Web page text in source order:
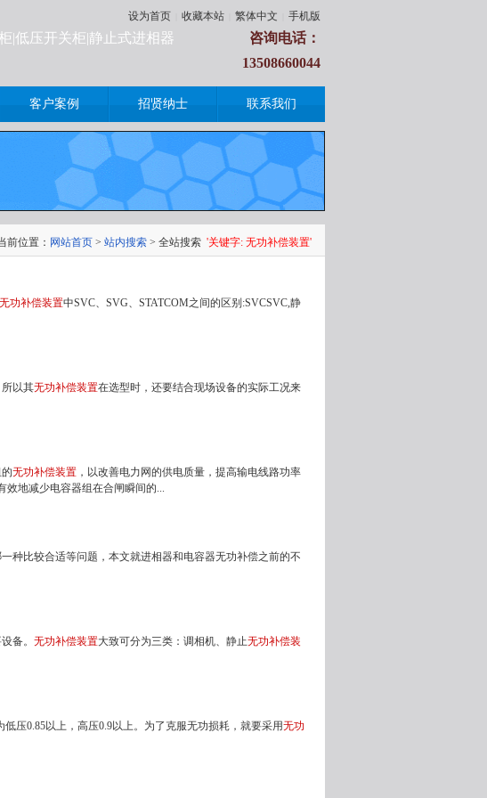
设为首页 收藏本站 繁体中文 手机版
|低压开关柜|静止式进相器
咨询电话：
13508660044
客户案例 招贤纳士 联系我们
前位置： 网站首页 > 站内搜索 > 全站搜索 '关键字: 无功补偿装置'
无功补偿装置中SVC、SVG、STATCOM之间的区别:SVCSVC,静
以其无功补偿装置在选型时，还要结合现场设备的实际工况来
无功补偿装置 ，以改善电力网的供电质量，提高输电线路功率
效地减少电容器组在合闸瞬间的...
种比较合适等问题，本文就进相器和电容器无功补偿之前的不
备。 无功补偿装置大致可分为三类：调相机、静止无功补偿装
压0.85以上，高压0.9以上。为了克服无功损耗，就要采用无功